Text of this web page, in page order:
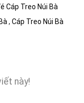
Cáp Treo Núi Bà
, Cáp Treo Núi Bà
này!